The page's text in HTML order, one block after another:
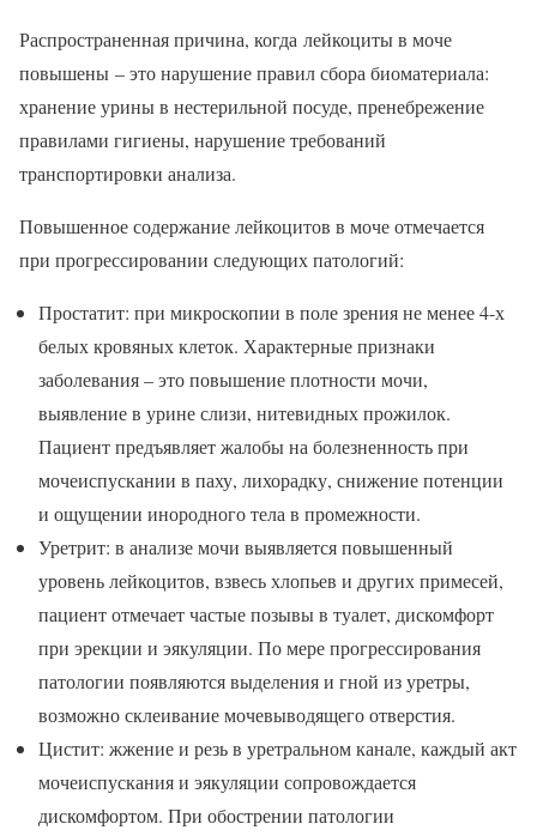
Распространенная причина, когда лейкоциты в моче
повышены – это нарушение правил сбора биоматериала:
хранение урины в нестерильной посуде, пренебрежение
правилами гигиены, нарушение требований
транспортировки анализа.
Повышенное содержание лейкоцитов в моче отмечается
при прогрессировании следующих патологий:
Простатит: при микроскопии в поле зрения не менее 4-х
белых кровяных клеток. Характерные признаки
заболевания – это повышение плотности мочи,
выявление в урине слизи, нитевидных прожилок.
Пациент предъявляет жалобы на болезненность при
мочеиспускании в паху, лихорадку, снижение потенции
и ощущении инородного тела в промежности.
Уретрит: в анализе мочи выявляется повышенный
уровень лейкоцитов, взвесь хлопьев и других примесей,
пациент отмечает частые позывы в туалет, дискомфорт
при эрекции и эякуляции. По мере прогрессирования
патологии появляются выделения и гной из уретры,
возможно склеивание мочевыводящего отверстия.
Цистит: жжение и резь в уретральном канале, каждый акт
мочеиспускания и эякуляции сопровождается
дискомфортом. При обострении патологии